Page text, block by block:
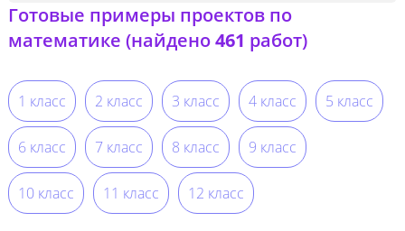
Готовые примеры проектов по
математике (найдено461 работ)
1 класс 2 класс 3 класс 4 класс 5 класс
6 класс 7 класс 8 класс 9 класс
10 класс 11 класс 12 класс